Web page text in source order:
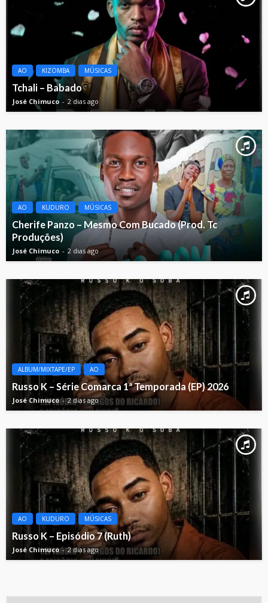
AO KIZOMBA MÚSICAS
Tchali – Babado
José Chimuco 2 dias ago
AO KUDURO MÚSICAS
Cherife Panzo – Mesmo Com Bucado (Prod. Tc
Produções)
José Chimuco 2 dias ago
ALBUM/MIXTAPE/EP AO
Russo K – Série Comarca 1ª Temporada (EP) 2026
José Chimuco 2 dias ago
AO KUDURO MÚSICAS
Russo K – Episódio 7 (Ruth)
José Chimuco 2 dias ago